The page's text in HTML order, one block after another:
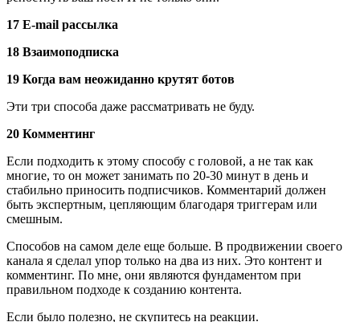
17 E-mail рассылка
18 Взаимоподписка
19 Когда вам неожиданно крутят ботов
Эти три способа даже рассматривать не буду.
20 Комментинг
Если подходить к этому способу с головой, а не так как
многие, то он может занимать по 20-30 минут в день и
стабильно приносить подписчиков. Комментарий должен
быть экспертным, цепляющим благодаря триггерам или
смешным.
Способов на самом деле еще больше. В продвижении своего
канала я сделал упор только на два из них. Это контент и
комментинг. По мне, они являются фундаментом при
правильном подходе к созданию контента.
Если было полезно, не скупитесь на реакции.